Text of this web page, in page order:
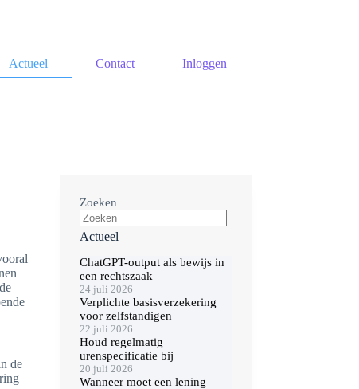
Actueel Contact Inloggen
de
Zoeken
Actueel
ChatGPT-output als bewijs in
een rechtszaak
24 juli 2026
Verplichte basisverzekering
voor zelfstandigen
22 juli 2026
Houd regelmatig
urenspecificatie bij
20 juli 2026
Wanneer moet een lening